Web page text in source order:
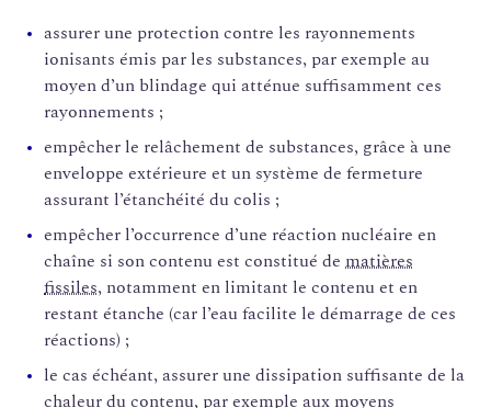
assurer une protection contre les rayonnements
ionisants émis par les substances, par exemple au
moyen d’un blindage qui atténue suffisamment ces
rayonnements ;
empêcher le relâchement de substances, grâce à une
enveloppe extérieure et un système de fermeture
assurant l’étanchéité du colis ;
empêcher l’occurrence d’une réaction nucléaire en
chaîne si son contenu est constitué de matières
fissiles, notamment en limitant le contenu et en
restant étanche (car l’eau facilite le démarrage de ces
réactions) ;
le cas échéant, assurer une dissipation suffisante de la
chaleur du contenu, par exemple aux moyens